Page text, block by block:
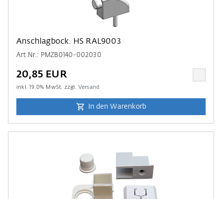
Anschlagbock. HS RAL9003
Art.Nr.: PMZB0140-002030
20,85 EUR
inkl.19.0% MwSt. zzgl. Versand
In den Warenkorb